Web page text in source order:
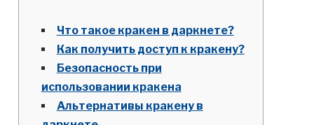
Что такое кракен в даркнете?
Как получить доступ к кракену?
Безопасность при
использовании кракена
Альтернативы кракену в